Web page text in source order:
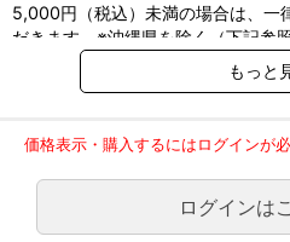
5,000円（税込）未満の場合は、一
だきます。※沖縄県を除く（下記参照
※2017年11月14日（火）より沖縄
回のご注文金額（税込）が、
ご了承のほどよろしくお願い致しま
弊社都合でお届けが２回以上に分
のみで新たな送料は発生しません。
大型商品送料が必要な商品をご注
負担頂きます。
もっと
価格表示・購入するにはログインが必
ログインは